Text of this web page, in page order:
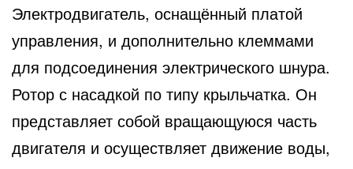
Электродвигатель, оснащённый платой
управления, и дополнительно клеммами
для подсоединения электрического шнура.
Ротор с насадкой по типу крыльчатка. Он
представляет собой вращающуюся часть
двигателя и осуществляет движение воды,